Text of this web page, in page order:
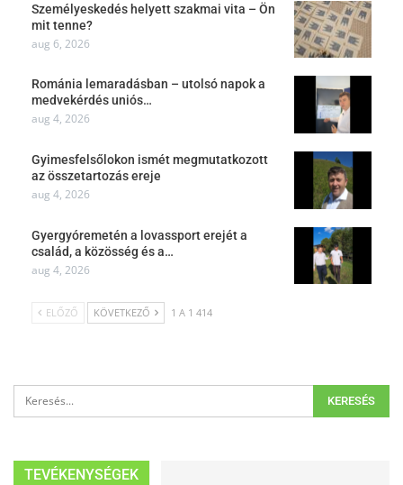
Személyeskedés helyett szakmai vita – Ön
mit tenne?
aug 6, 2026
Románia lemaradásban – utolsó napok a
medvekérdés uniós…
aug 4, 2026
Gyimesfelsőlokon ismét megmutatkozott
az összetartozás ereje
aug 4, 2026
Gyergyóremetén a lovassport erejét a
család, a közösség és a…
aug 4, 2026
ELŐZŐ KÖVETKEZŐ 1 A 1 414
TEVÉKENYSÉGEK